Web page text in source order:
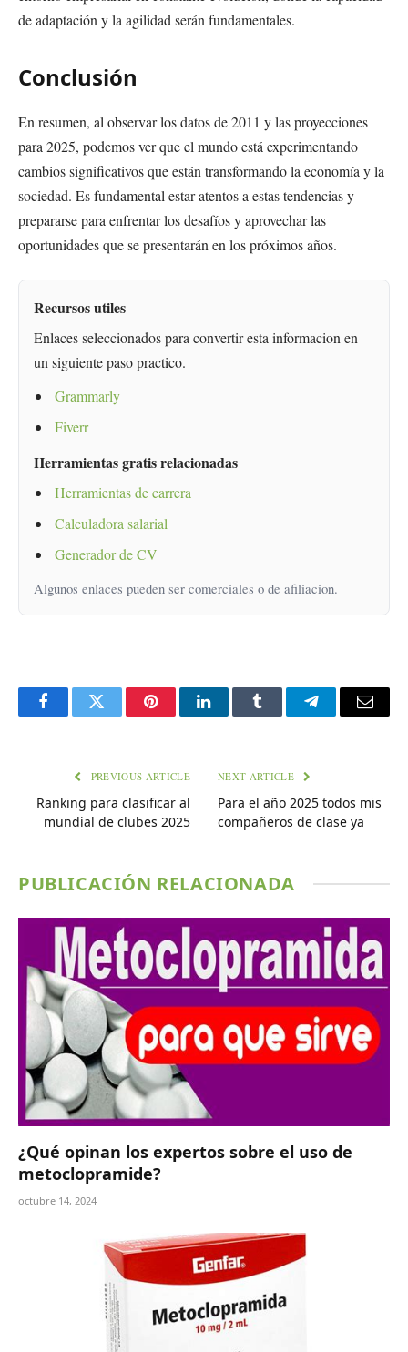
de adaptación y la agilidad serán fundamentales.
Conclusión
En resumen, al observar los datos de 2011 y las proyecciones
para 2025, podemos ver que el mundo está experimentando
cambios significativos que están transformando la economía y la
sociedad. Es fundamental estar atentos a estas tendencias y
prepararse para enfrentar los desafíos y aprovechar las
oportunidades que se presentarán en los próximos años.
Recursos utiles
Enlaces seleccionados para convertir esta informacion en
un siguiente paso practico.
Grammarly
Fiverr
Herramientas gratis relacionadas
Herramientas de carrera
Calculadora salarial
Generador de CV
Algunos enlaces pueden ser comerciales o de afiliacion.
FacebookTwitter PinterestLinkedInTumblr TelegramEmail
PREVIOUS ARTICLE
Ranking para clasificar al
mundial de clubes 2025
NEXT ARTICLE
Para el año 2025 todos mis
compañeros de clase ya
PUBLICACIÓN RELACIONADA
¿Qué opinan los expertos sobre el uso de
metoclopramide?
octubre 14, 2024